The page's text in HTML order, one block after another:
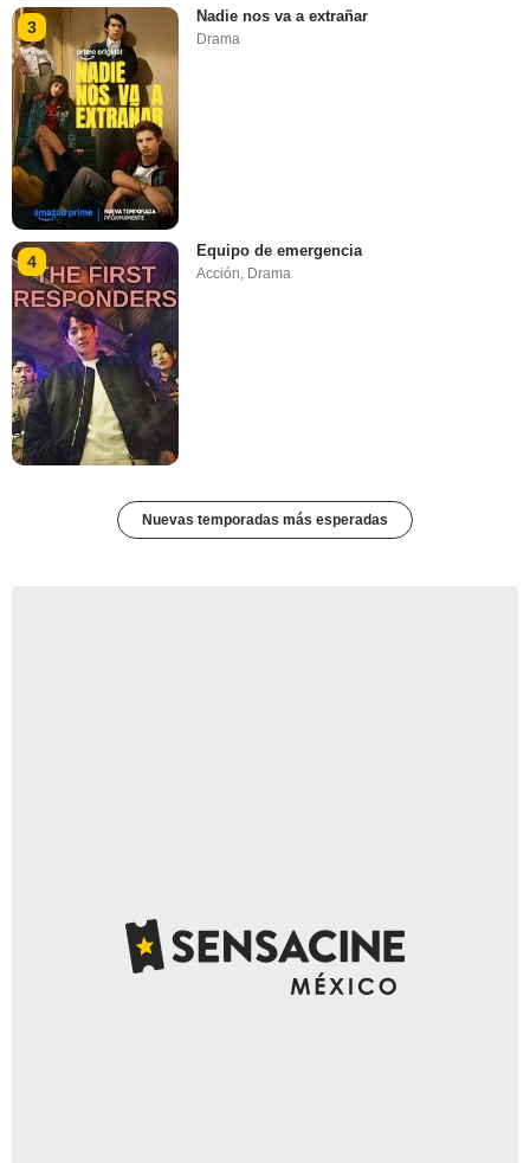
3
Nadie nos va a extrañar
Drama
4
Equipo de emergencia
Acción, Drama
Nuevas temporadas más esperadas